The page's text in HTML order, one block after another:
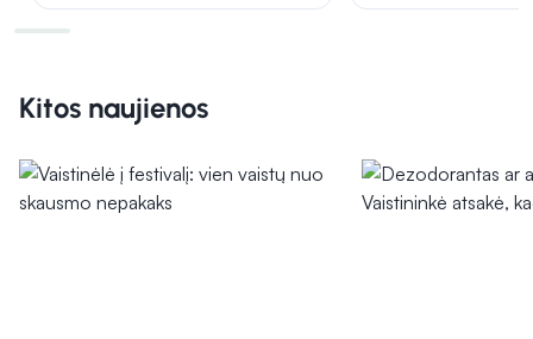
Kitos naujienos